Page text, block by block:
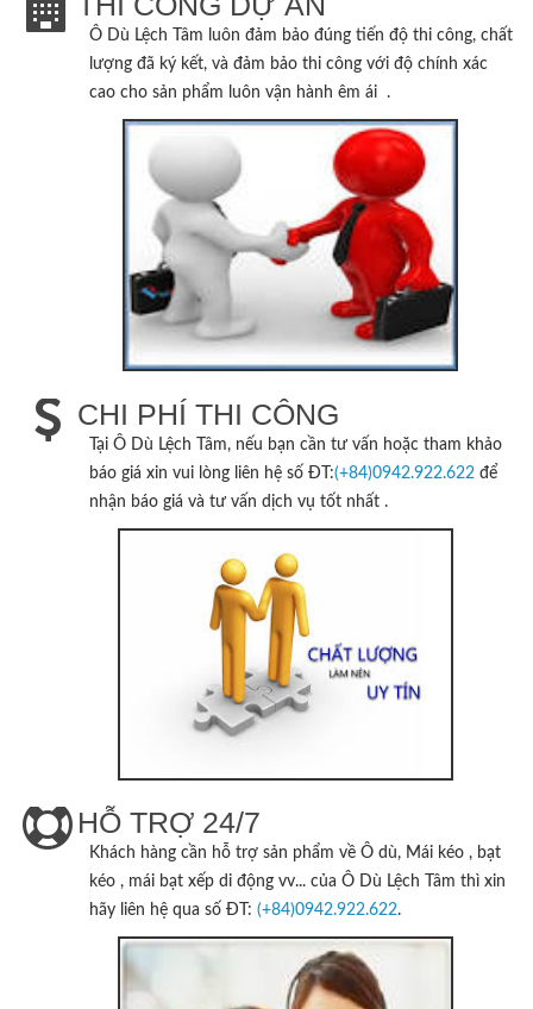
Ô Dù Lệch Tâm luôn đảm bảo đúng tiến độ thi công, chất
lượng đã ký kết, và đảm bảo thi công với độ chính xác
cao cho sản phẩm luôn vận hành êm ái .
CHI PHÍ THI CÔNG
Tại Ô Dù Lệch Tâm, nếu bạn cần tư vấn hoặc tham khảo
báo giá xin vui lòng liên hệ số ĐT:(+84)0942.922.622 để
nhận báo giá và tư vấn dịch vụ tốt nhất .
HỖ TRỢ 24/7
Khách hàng cần hỗ trợ sản phẩm về Ô dù, Mái kéo , bạt
kéo , mái bạt xếp di động vv... của Ô Dù Lệch Tâm thì xin
hãy liên hệ qua số ĐT: (+84)0942.922.622.